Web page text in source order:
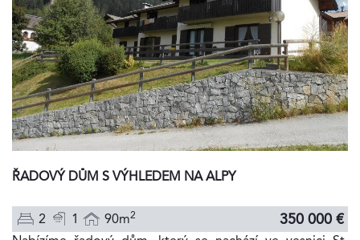
ŘADOVÝ DŮM S VÝHLEDEM NA ALPY
2 1 90m2 350 000 €